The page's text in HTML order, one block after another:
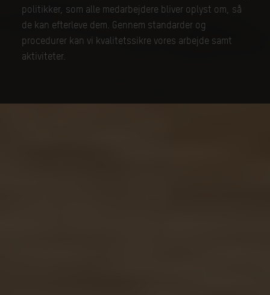
politikker, som alle medarbejdere bliver oplyst om, så
de kan efterleve dem. Gennem standarder og
procedurer kan vi kvalitetssikre vores arbejde samt
aktiviteter.